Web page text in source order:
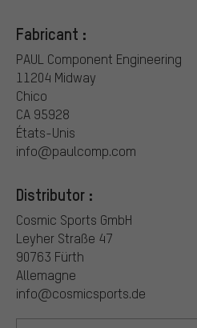
Fabricant :
PAUL Component Engineering
11204 Midway
Chico
CA 95928
États-Unis
info@paulcomp.com
Distributor :
Cosmic Sports GmbH
Leyher Straße 47
90763 Fürth
Allemagne
info@cosmicsports.de